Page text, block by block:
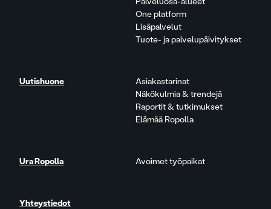
One platform
Lisäpalvelut
Tuote- ja palvelupäivitykset
Uutishuone
Asiakastarinat
Näkökulmia & trendejä
Raportit & tutkimukset
Elämää Ropolla
Ura Ropolla Avoimet työpaikat
Yhteystiedot